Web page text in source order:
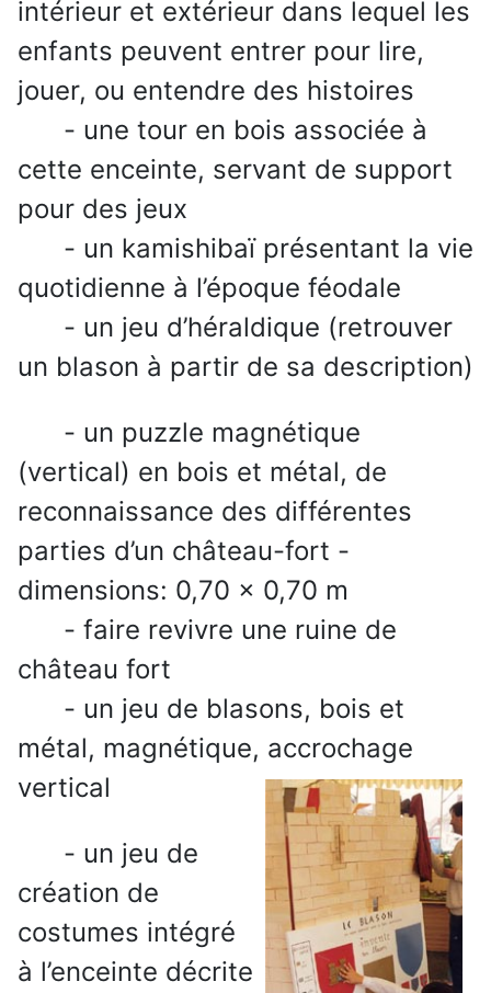
intérieur et extérieur dans lequel les
enfants peuvent entrer pour lire,
jouer, ou entendre des histoires
- une tour en bois associée à
cette enceinte, servant de support
pour des jeux
- un kamishibaï présentant la vie
quotidienne à l’époque féodale
- un jeu d’héraldique (retrouver
un blason à partir de sa description)
- un puzzle magnétique
(vertical) en bois et métal, de
reconnaissance des différentes
parties d’un château-fort -
dimensions: 0,70 x 0,70 m
- faire revivre une ruine de
château fort
- un jeu de blasons, bois et
métal, magnétique, accrochage
vertical
- un jeu de
création de
costumes intégré
à l’enceinte décrite